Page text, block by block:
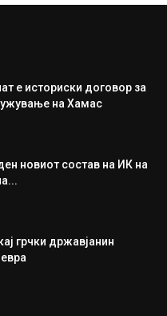
е историски договор за
на Хамас
новиот состав на ИК на
грчки државјанин